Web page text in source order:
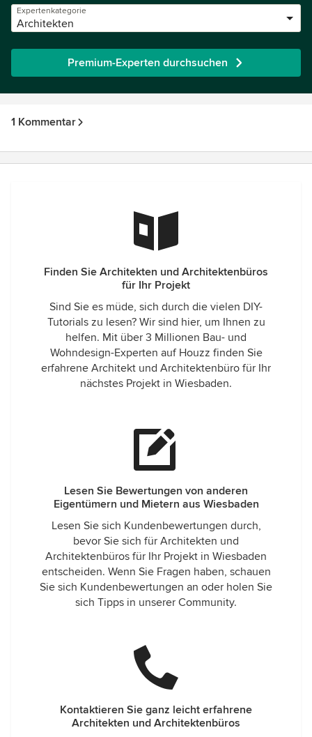
Expertenkategorie
Architekten
Premium-Experten durchsuchen
1 Kommentar
Finden Sie Architekten und Architektenbüros
für Ihr Projekt
Sind Sie es müde, sich durch die vielen DIY-
Tutorials zu lesen? Wir sind hier, um Ihnen zu
helfen. Mit über 3 Millionen Bau- und
Wohndesign-Experten auf Houzz finden Sie
erfahrene Architekt und Architektenbüro für Ihr
nächstes Projekt in Wiesbaden.
Lesen Sie Bewertungen von anderen
Eigentümern und Mietern aus Wiesbaden
Lesen Sie sich Kundenbewertungen durch,
bevor Sie sich für Architekten und
Architektenbüros für Ihr Projekt in Wiesbaden
entscheiden. Wenn Sie Fragen haben, schauen
Sie sich Kundenbewertungen an oder holen Sie
sich Tipps in unserer Community.
Kontaktieren Sie ganz leicht erfahrene
Architekten und Architektenbüros